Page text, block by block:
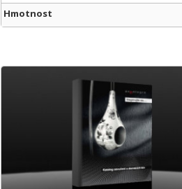
Hmotnost